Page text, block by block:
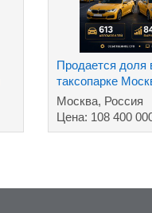
Продается доля
таксопарке
Москва, Россия
Цена: 108 400